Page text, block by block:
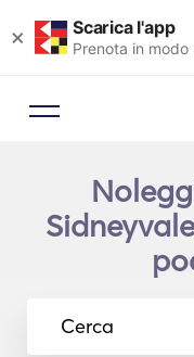
× Scarica l'app
Prenota in
Cerca